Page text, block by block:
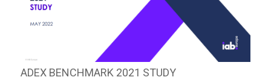
ADEX BENCHMARK 2021 STUDY